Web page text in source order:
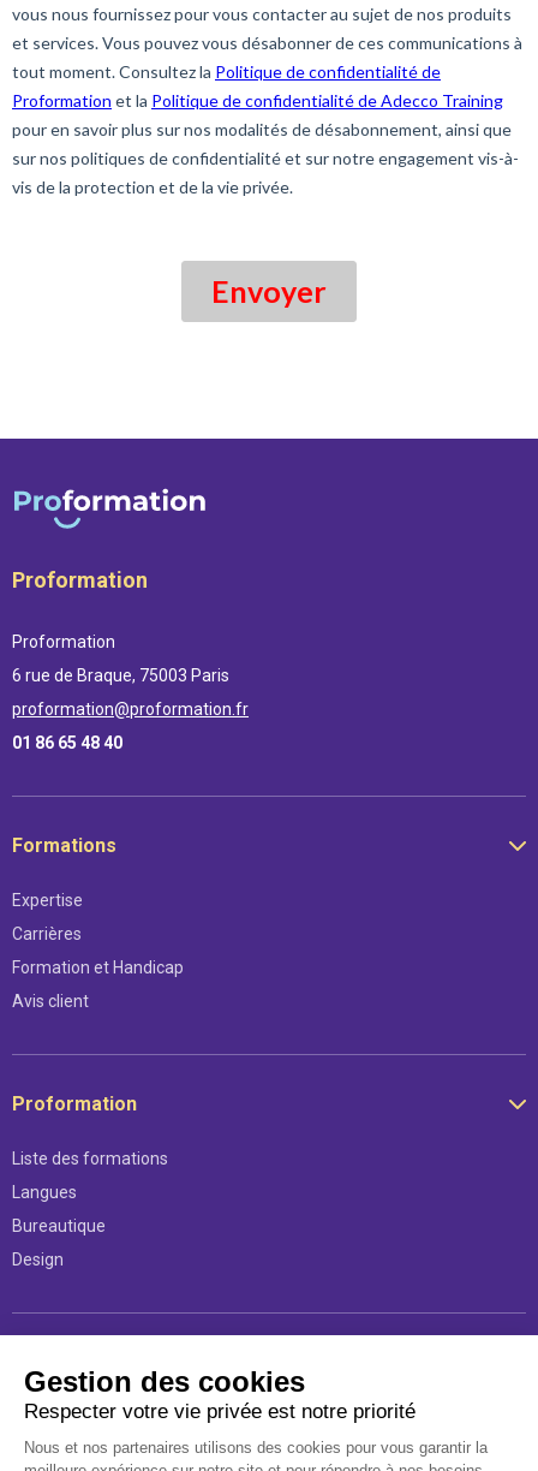
Proformation
Proformation
6 rue de Braque, 75003 Paris
proformation@proformation.fr
01 86 65 48 40
Formations
Expertise
Carrières
Formation et Handicap
Avis client
Proformation
Liste des formations
Langues
Bureautique
Design
Mentions légales
Conditions d’utilisations
Gestion des cookies
Respecter votre vie privée est notre priorité
Nous et nos partenaires utilisons des cookies pour vous garantir la